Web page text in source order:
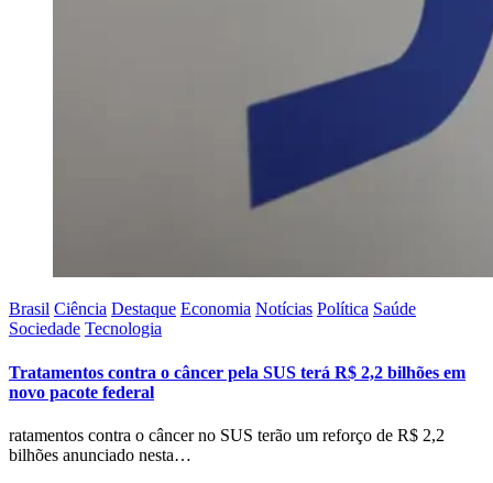
Brasil Ciência Destaque Economia Notícias Política Saúde
Sociedade Tecnologia
Tratamentos contra o câncer pela SUS terá R$ 2,2 bilhões em
novo pacote federal
ratamentos contra o câncer no SUS terão um reforço de R$ 2,2
bilhões anunciado nesta…